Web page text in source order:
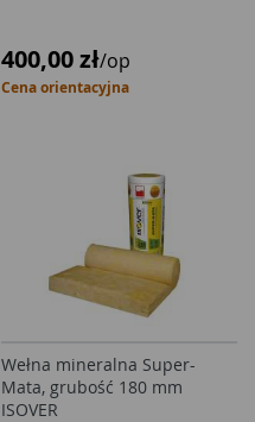
400,00 zł/op
Cena orientacyjna
Wełna mineralna Super-
Mata, grubość 180 mm
ISOVER